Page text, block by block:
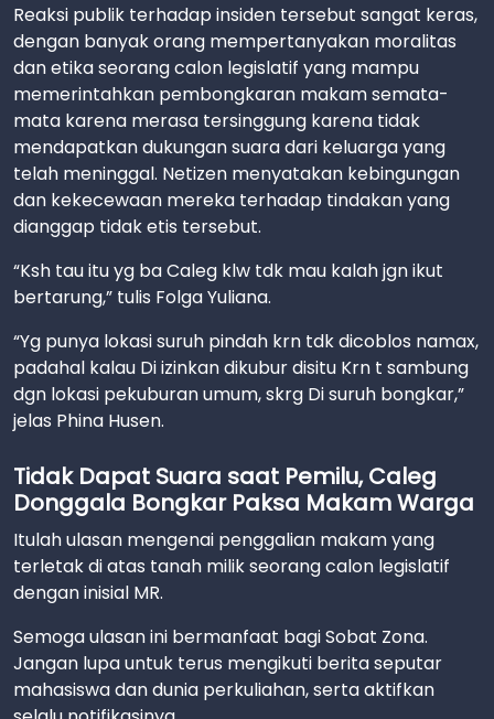
Reaksi publik terhadap insiden tersebut sangat keras,
dengan banyak orang mempertanyakan moralitas
dan etika seorang calon legislatif yang mampu
memerintahkan pembongkaran makam semata-
mata karena merasa tersinggung karena tidak
mendapatkan dukungan suara dari keluarga yang
telah meninggal. Netizen menyatakan kebingungan
dan kekecewaan mereka terhadap tindakan yang
dianggap tidak etis tersebut.
“Ksh tau itu yg ba Caleg klw tdk mau kalah jgn ikut
bertarung,” tulis Folga Yuliana.
“Yg punya lokasi suruh pindah krn tdk dicoblos namax,
padahal kalau Di izinkan dikubur disitu Krn t sambung
dgn lokasi pekuburan umum, skrg Di suruh bongkar,”
jelas Phina Husen.
Tidak Dapat Suara saat Pemilu, Caleg
Donggala Bongkar Paksa Makam Warga
Itulah ulasan mengenai penggalian makam yang
terletak di atas tanah milik seorang calon legislatif
dengan inisial MR.
Semoga ulasan ini bermanfaat bagi Sobat Zona.
Jangan lupa untuk terus mengikuti berita seputar
mahasiswa dan dunia perkuliahan, serta aktifkan